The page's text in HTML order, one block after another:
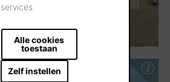
services.
Alle cookies
toestaan
Zelf instellen